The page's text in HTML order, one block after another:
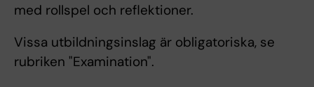
med rollspel och reflektioner.
Vissa utbildningsinslag är obligatoriska, se
rubriken "Examination".